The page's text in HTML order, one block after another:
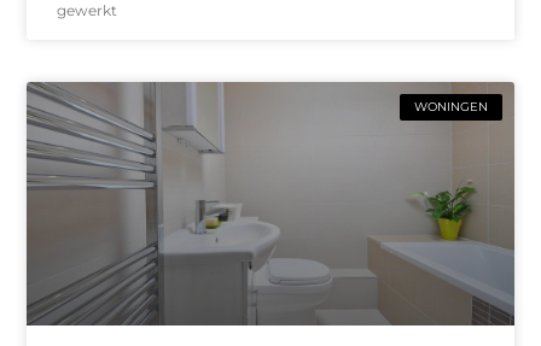
gewerkt
WONINGEN